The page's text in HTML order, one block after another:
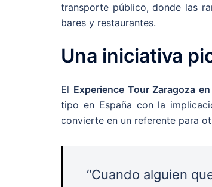
transporte público, donde las
bares y restaurantes.
Una iniciativa
El Experience Tour Zaragoza
tipo en España con la
convierte en un referente para
“Cuando alguien